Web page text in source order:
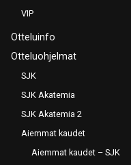
VIP
Otteluinfo
Otteluohjelmat
SJK
SJK Akatemia
SJK Akatemia 2
Aiemmat kaudet
Aiemmat kaudet – SJK